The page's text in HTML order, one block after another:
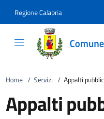
Regione Calabria
Home / Servizi / Appalti
Appalti